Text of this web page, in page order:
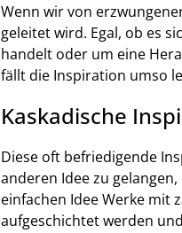
Wenn wir von
geleitet wird. Egal, ob es
handelt oder um eine
fällt die Inspiration umso
Kaskadische
Diese oft befriedigende
anderen Idee zu
einfachen Idee Werke mit
aufgeschichtet werden